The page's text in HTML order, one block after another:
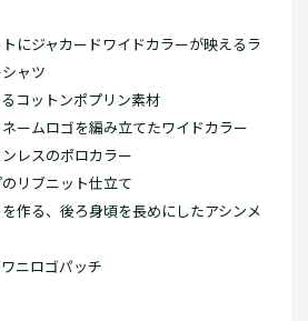
にジャカードワイドカラーが映えるラ
ャツ
コットンポプリン素材
ームロゴを編み立てたワイドカラー
レスのポロカラー
リブニット仕立て
作る、後ろ身頃を長めにしたアシンメ
ニロゴパッチ